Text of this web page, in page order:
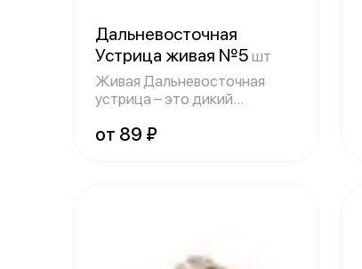
Дальневосточная
Устрица живая №5 шт
Живая Дальневосточная
устрица – это дикий
от 89 ₽